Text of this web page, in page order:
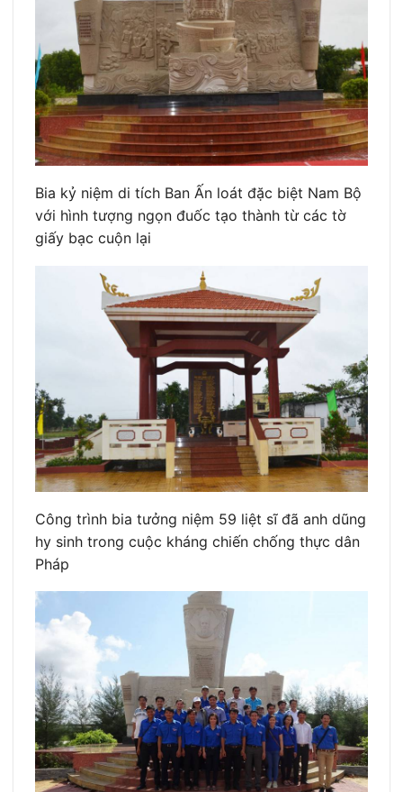
Bia kỷ niệm di tích Ban Ấn loát đặc biệt Nam Bộ
với hình tượng ngọn đuốc tạo thành từ các tờ
giấy bạc cuộn lại
Công trình bia tưởng niệm 59 liệt sĩ đã anh dũng
hy sinh trong cuộc kháng chiến chống thực dân
Pháp